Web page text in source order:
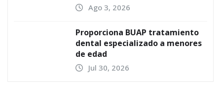
Ago 3, 2026
Proporciona BUAP tratamiento
dental especializado a menores
de edad
Jul 30, 2026